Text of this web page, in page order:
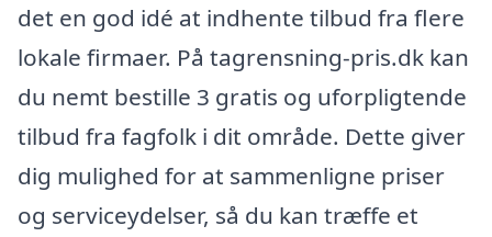
det en god idé at indhente tilbud fra flere
lokale firmaer. På tagrensning-pris.dk kan
du nemt bestille 3 gratis og uforpligtende
tilbud fra fagfolk i dit område. Dette giver
dig mulighed for at sammenligne priser
og serviceydelser, så du kan træffe et